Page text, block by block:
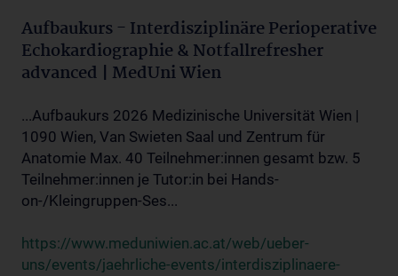
Aufbaukurs - Interdisziplinäre Perioperative
Echokardiographie & Notfallrefresher
advanced | MedUni Wien
...Aufbaukurs 2026 Medizinische Universität Wien |
1090 Wien, Van Swieten Saal und Zentrum für
Anatomie Max. 40 Teilnehmer:innen gesamt bzw. 5
Teilnehmer:innen je Tutor:in bei Hands-
on-/Kleingruppen-Ses...
https://www.meduniwien.ac.at/web/ueber-
uns/events/jaehrliche-events/interdisziplinaere-